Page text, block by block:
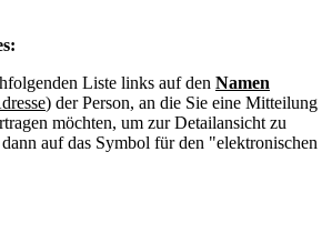
Liste links auf den Namen
) der Person, an die Sie eine Mitteilung
möchten, um zur Detailansicht zu
auf das Symbol für den "elektronischen